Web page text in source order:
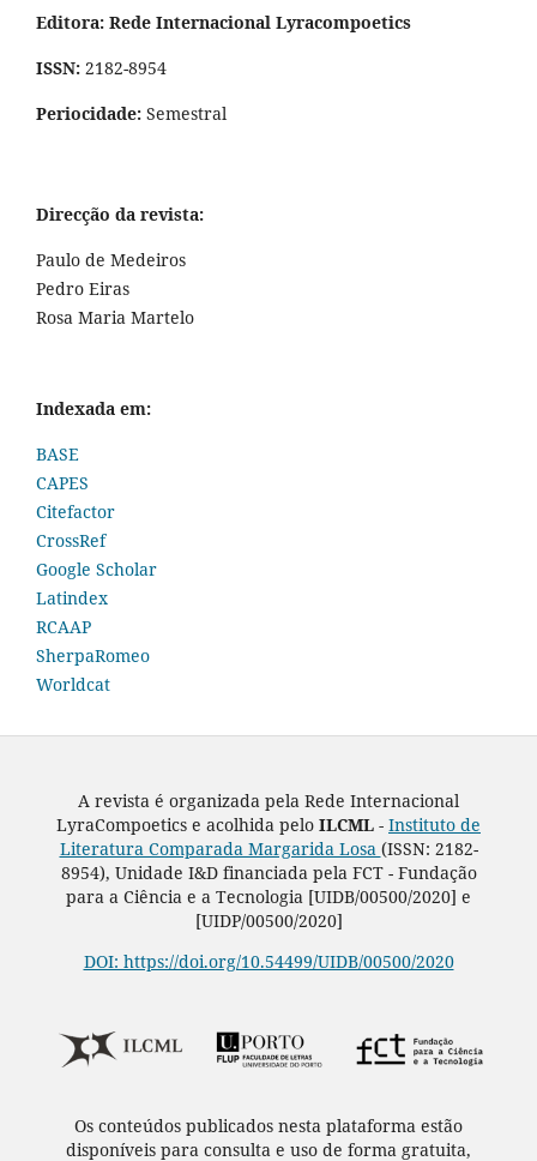
Editora: Rede Internacional Lyracompoetics
ISSN: 2182-8954
Periocidade: Semestral
Direcção da revista:
Paulo de Medeiros
Pedro Eiras
Rosa Maria Martelo
Indexada em:
BASE
CAPES
Citefactor
CrossRef
Google Scholar
Latindex
RCAAP
SherpaRomeo
Worldcat
A revista é organizada pela Rede Internacional
LyraCompoetics e acolhida pelo ILCML - Instituto de
Literatura Comparada Margarida Losa (ISSN: 2182-
8954), Unidade I&D financiada pela FCT - Fundação
para a Ciência e a Tecnologia [UIDB/00500/2020] e
[UIDP/00500/2020]
DOI: https://doi.org/10.54499/UIDB/00500/2020
Os conteúdos publicados nesta plataforma estão
disponíveis para consulta e uso de forma gratuita,